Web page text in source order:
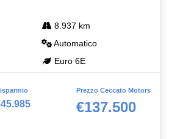
8.937 km
Automatico
Euro 6E
Prezzo Ceccato Motors
€137.500